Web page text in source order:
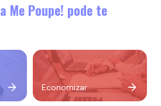
Me Poupe! pode te
Economizar